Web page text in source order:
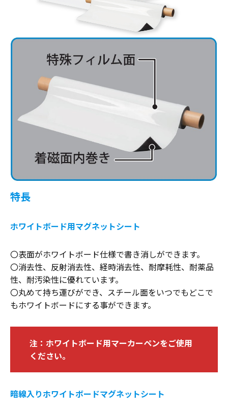
特長
ホワイトボード用マグネットシート
〇表面がホワイトボード仕様で書き消しができます。
〇消去性、反射消去性、経時消去性、耐摩耗性、耐薬品
性、耐汚染性に優れています。
〇丸めて持ち運びができ、スチール面をいつでもどこで
もホワイトボードにする事ができます。
注：ホワイトボード用マーカーペンをご使用
ください。
暗線入りホワイトボードマグネットシート